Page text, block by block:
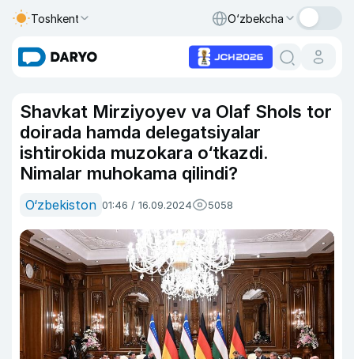
Toshkent O‘zbekcha
Shavkat Mirziyoyev va Olaf Shols tor
doirada hamda delegatsiyalar
ishtirokida muzokara o‘tkazdi.
Nimalar muhokama qilindi?
O‘zbekiston 01:46 / 16.09.2024 5058